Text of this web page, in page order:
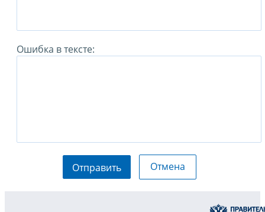
Ошибка в тексте:
Отправить Отмена